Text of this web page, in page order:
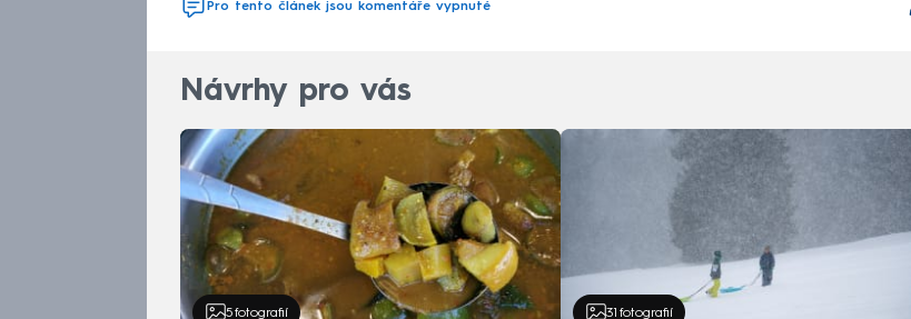
Pro tento článek jsou komentáře vypnuté
Návrhy pro vás
5 fotografií 31 fotografií